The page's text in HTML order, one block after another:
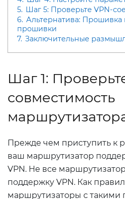
5. Шаг 5: Проверьте VPN-
6. Альтернатива: Прошивка
прошивки
7. Заключительные
Шаг 1:
совместимость
Прежде чем приступить к
ваш маршрутизатор
VPN. Не все
поддержку VPN. Как
маршрутизаторы с такими